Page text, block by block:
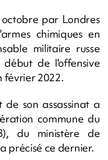
par Londres
chimiques en
militaire russe
de l'offensive
février 2022.
de son assassinat a
commune du
du ministère de
précisé ce dernier.